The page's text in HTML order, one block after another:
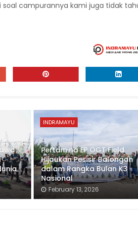
campurannya kami juga tidak
INDRAMAYU
Pertamina EP OGT Field
Hijaukan Pesisir Balongan
dalam Rangka Bulan K3
Nasional
February 13, 2026